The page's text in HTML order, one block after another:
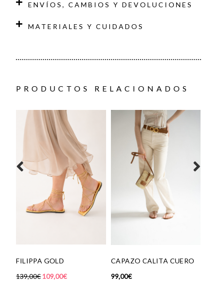
ENVÍOS, CAMBIOS Y DEVOLUCIONES
MATERIALES Y CUIDADOS
PRODUCTOS RELACIONADOS
FILIPPA GOLD
139,00€ 109,00€
CAPAZO CALITA CUERO
99,00€